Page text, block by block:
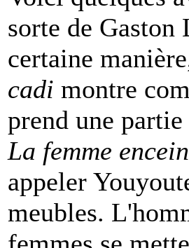
sorte de Gaston
certaine
cadi montre
prend une
La femme
appeler
meubles.